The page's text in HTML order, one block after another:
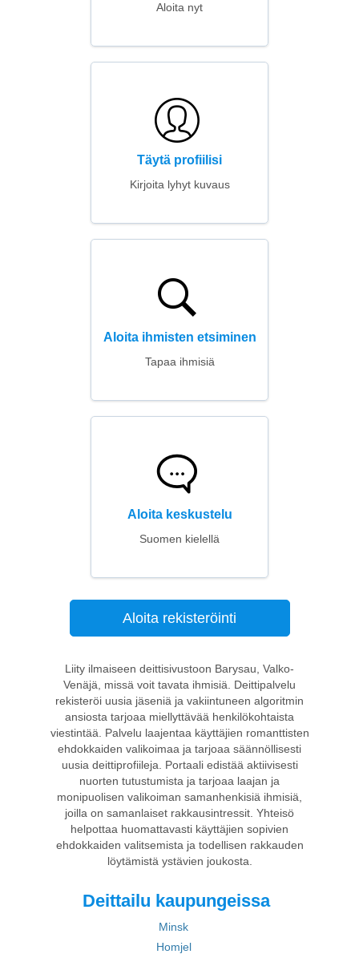
Aloita nyt
Täytä profiilisi
Kirjoita lyhyt kuvaus
Aloita ihmisten etsiminen
Tapaa ihmisiä
Aloita keskustelu
Suomen kielellä
Aloita rekisteröinti
Liity ilmaiseen deittisivustoon Barysau, Valko-
Venäjä, missä voit tavata ihmisiä. Deittipalvelu
rekisteröi uusia jäseniä ja vakiintuneen algoritmin
ansiosta tarjoaa miellyttävää henkilökohtaista
viestintää. Palvelu laajentaa käyttäjien romanttisten
ehdokkaiden valikoimaa ja tarjoaa säännöllisesti
uusia deittiprofiileja. Portaali edistää aktiivisesti
nuorten tutustumista ja tarjoaa laajan ja
monipuolisen valikoiman samanhenkisiä ihmisiä,
joilla on samanlaiset rakkausintressit. Yhteisö
helpottaa huomattavasti käyttäjien sopivien
ehdokkaiden valitsemista ja todellisen rakkauden
löytämistä ystävien joukosta.
Deittailu kaupungeissa
Minsk
Homjel